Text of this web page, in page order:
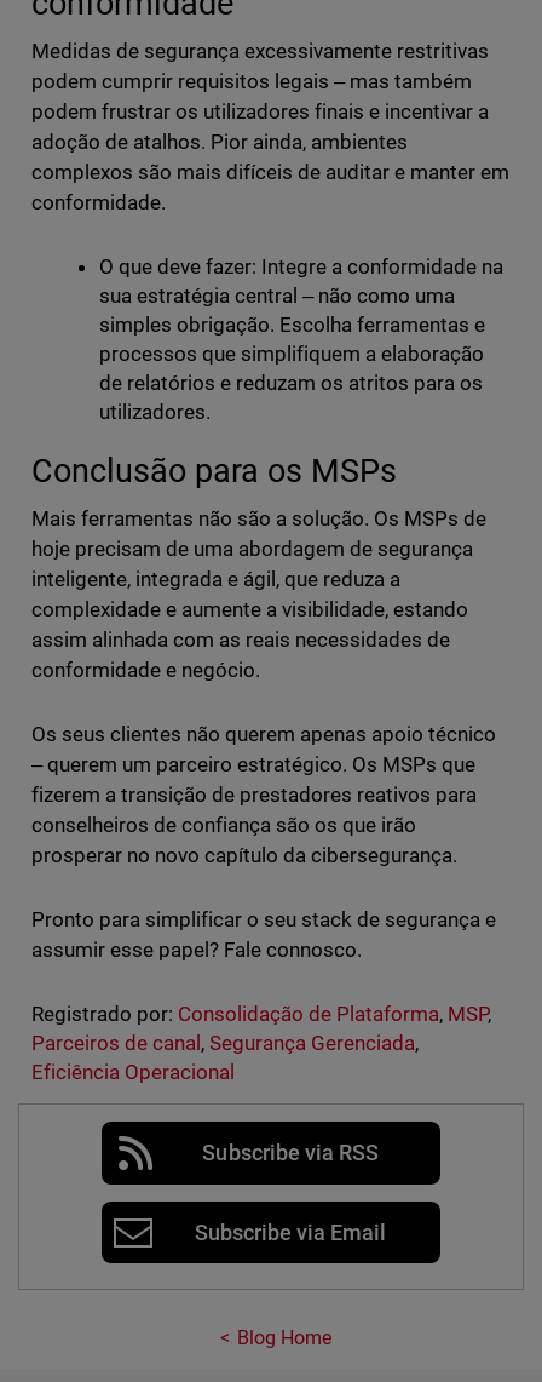
Medidas de segurança excessivamente restritivas
podem cumprir requisitos legais ‒ mas também
podem frustrar os utilizadores finais e incentivar a
adoção de atalhos. Pior ainda, ambientes
complexos são mais difíceis de auditar e manter em
conformidade.
O que deve fazer: Integre a conformidade na
sua estratégia central ‒ não como uma
simples obrigação. Escolha ferramentas e
processos que simplifiquem a elaboração
de relatórios e reduzam os atritos para os
utilizadores.
Conclusão para os MSPs
Mais ferramentas não são a solução. Os MSPs de
hoje precisam de uma abordagem de segurança
inteligente, integrada e ágil, que reduza a
complexidade e aumente a visibilidade, estando
assim alinhada com as reais necessidades de
conformidade e negócio.
Os seus clientes não querem apenas apoio técnico
‒ querem um parceiro estratégico. Os MSPs que
fizerem a transição de prestadores reativos para
conselheiros de confiança são os que irão
prosperar no novo capítulo da cibersegurança.
Pronto para simplificar o seu stack de segurança e
assumir esse papel? Fale connosco.
Registrado por: Consolidação de Plataforma, MSP,
Parceiros de canal , Segurança Gerenciada,
Eficiência Operacional
Subscribe via RSS
Subscribe via Email
Blog Home